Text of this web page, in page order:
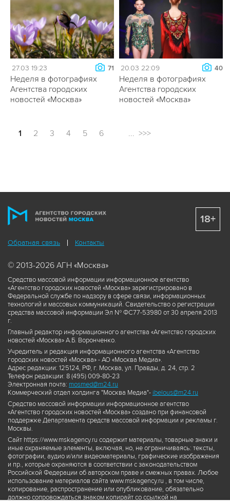
27.03 19:23 71
Неделя в фотографиях
Агентства городских
новостей «Москва»
20.03 22:09 40
Неделя в фотографиях
Агентства городских
новостей «Москва»
1 2 3 4 5 6 ... >>>
Обратная связь Контакты
© 2013-2026 АГН «Москва»
Средство массовой информации информационное агентство
«Агентство городских новостей «Москва» зарегистрировано в
Федеральной службе по надзору в сфере связи, информационных
технологий и массовых коммуникаций. Свидетельство о регистрации
средства массовой информации Эл № ФС77-53980 от 30 апреля 2013
г.
Главный редактор информационного агентства «Агентство городских
новостей «Москва» А.Б. Воронченко.
Учредитель и редакция информационного агентства «Агентство
городских новостей «Москва» - АО «Москва Медиа».
Адрес редакции: 125124, РФ, г. Москва, ул. Правды, д. 24, стр. 2
Телефон редакции: 8 (495) 009-80-23
Электронная почта: mosmed@m24.ru
Коммерческий отдел холдинга "Москва Медиа"- ibelous@m24.ru
Средство массовой информации информационное агентство
«Агентство городских новостей «Москва» создано при финансовой
поддержке Департамента средств массовой информации и рекламы г.
Москвы.
Сайт https://www.mskagency.ru содержит материалы, товарные знаки и
иные охраняемые элементы, включая, но, не ограничиваясь: тексты,
фотографии, аудио и/или видеоматериалы, графические изображения
и пр., которые охраняются в соответствии с законодательством
Российской Федерации об авторском праве и смежных правах. Любое
использование материалов сайта www.mskagency.ru , в том числе,
копирование, распространение или опубликование, обязательно
должно сопровождаться знаком копирайт со ссылкой на
18+